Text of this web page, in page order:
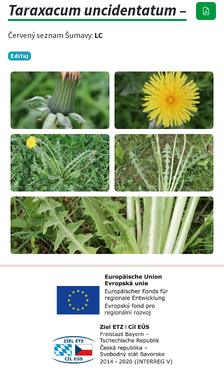
Taraxacum uncidentatum –
Červený seznam Šumavy: LC
Edituj